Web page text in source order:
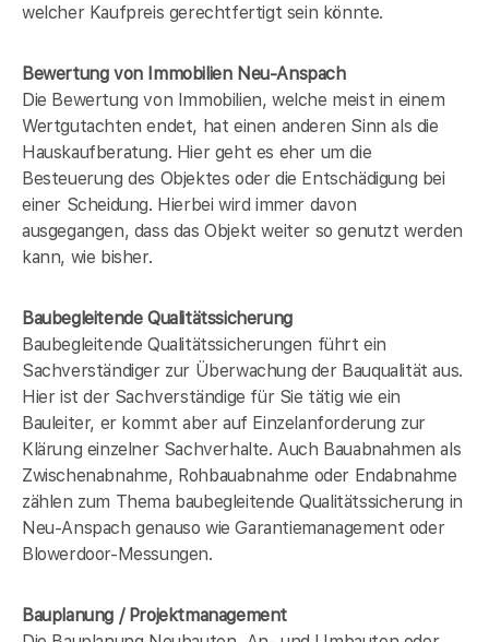
welcher Kaufpreis gerechtfertigt sein könnte.
Bewertung von Immobilien Neu-Anspach
Die Bewertung von Immobilien, welche meist in einem
Wertgutachten endet, hat einen anderen Sinn als die
Hauskaufberatung. Hier geht es eher um die
Besteuerung des Objektes oder die Entschädigung bei
einer Scheidung. Hierbei wird immer davon
ausgegangen, dass das Objekt weiter so genutzt werden
kann, wie bisher.
Baubegleitende Qualitätssicherung
Baubegleitende Qualitätssicherungen führt ein
Sachverständiger zur Überwachung der Bauqualität aus.
Hier ist der Sachverständige für Sie tätig wie ein
Bauleiter, er kommt aber auf Einzelanforderung zur
Klärung einzelner Sachverhalte. Auch Bauabnahmen als
Zwischenabnahme, Rohbauabnahme oder Endabnahme
zählen zum Thema baubegleitende Qualitätssicherung in
Neu-Anspach genauso wie Garantiemanagement oder
Blowerdoor-Messungen.
Bauplanung / Projektmanagement